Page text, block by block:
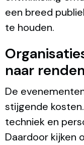
een breed
te houden.
naar
De
stijgende
techniek en
Daardoor kijken